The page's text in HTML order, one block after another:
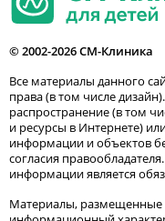
© 2002-2026 СМ-Клиника
Все материалы данного
права (в том числе
распространение (в том
и ресурсы в Интернете)
информации и объектов
согласия
информации является
Материалы, размещенные